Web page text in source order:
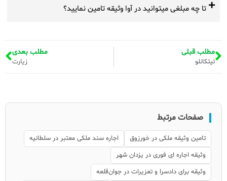
تا چه مبلغی میتوانید در آوا وثیقه تامین نمایید؟
مطلب قبلی
تیتکانلو
مطلب بعدی
زیارت
صفحات مرتبط
تامین وثیقه ملکی در خورزوق
اجاره سند ملکی معتبر در سلطانیه
وثیقه اجاره ای فوری در یزدان شهر
وثیقه برای دادسرا و تعزیرات در جوان‌قلعه